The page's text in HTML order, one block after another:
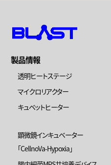
製品情報
透明ヒートステージ
マイクロリアクター
キュベットヒーター
顕微鏡インキュベーター
「CellnoVa-Hypoxia」